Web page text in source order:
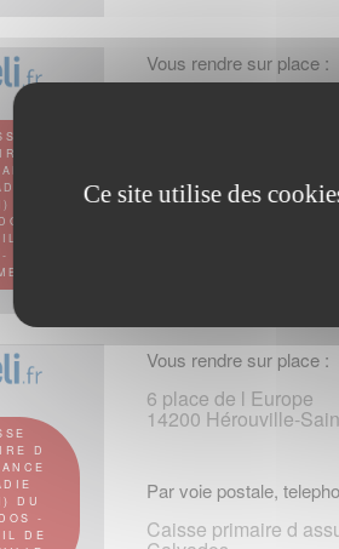
D
DU
-
DE
11-
Vous rendre sur place :
Par voie postale,
D
DU
-
DE
Vous rendre sur place :
6 place de l Europe
14200 Hérouville-
Par voie postale,
Caisse primaire d
Ce site utilise des